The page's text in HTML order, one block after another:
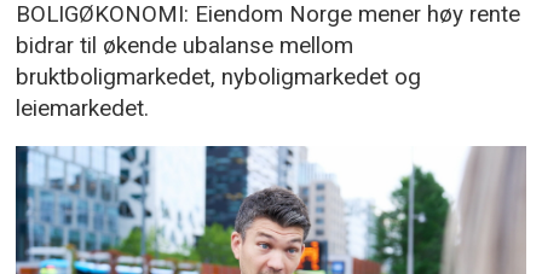
BOLIGØKONOMI: Eiendom Norge mener høy rente
bidrar til økende ubalanse mellom
bruktboligmarkedet, nyboligmarkedet og
leiemarkedet.